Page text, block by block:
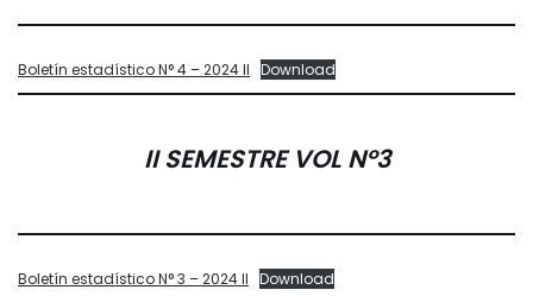
Boletín estadístico N° 4 – 2024 II Download
II SEMESTRE VOL Nº3
Boletín estadístico N° 3 – 2024 II Download